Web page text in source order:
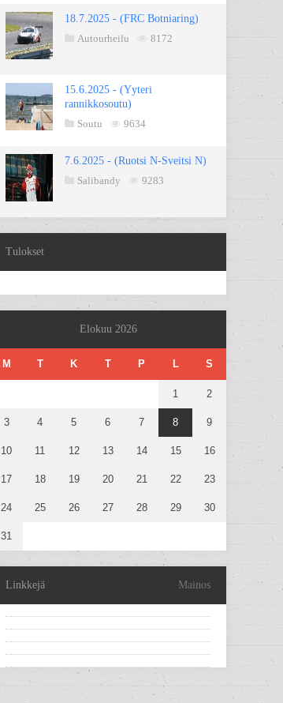
18.7.2025 - (FRC Botniaring)
Autourheilu
8172
15.6.2025 - (Yyteri
rannikkosoutu)
Soutu
9634
7.6.2025 - (Ruotsi N-Sveitsi N)
Salibandy
9283
Tulokset
Elokuu 2026
M T K T P L S
1 2
3 4 5 6 7 8 9
10 11 12 13 14 15 16
17 18 19 20 21 22 23
24 25 26 27 28 29 30
31
Linkkejä Mainos